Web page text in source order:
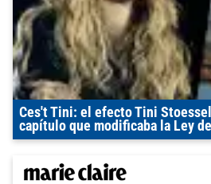
Ces't Tini: el efecto Tini
capítulo que modificaba la Ley